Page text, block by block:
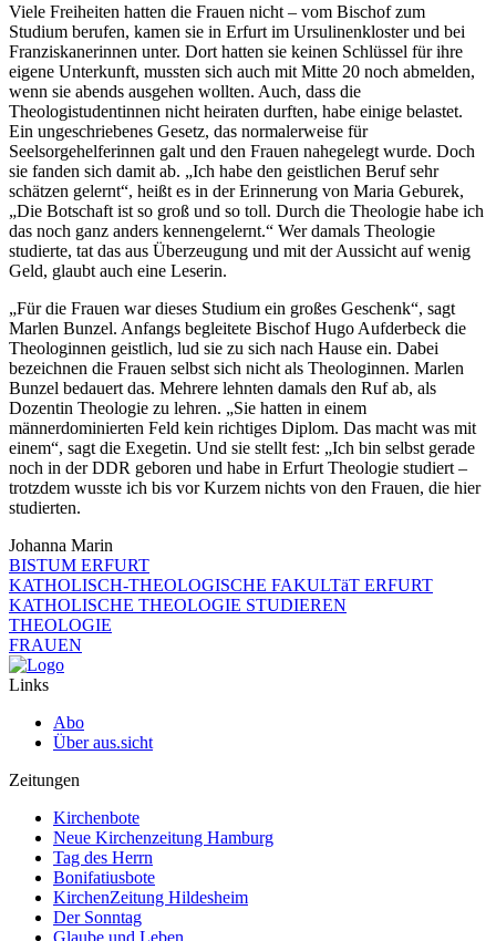
Viele Freiheiten hatten die Frauen nicht – vom Bischof zum
Studium berufen, kamen sie in Erfurt im Ursulinenkloster und bei
Franziskanerinnen unter. Dort hatten sie keinen Schlüssel für ihre
eigene Unterkunft, mussten sich auch mit Mitte 20 noch abmelden,
wenn sie abends ausgehen wollten. Auch, dass die
Theologistudentinnen nicht heiraten durften, habe einige belastet.
Ein ungeschriebenes Gesetz, das normalerweise für
Seelsorgehelferinnen galt und den Frauen nahegelegt wurde. Doch
sie fanden sich damit ab. „Ich habe den geistlichen Beruf sehr
schätzen gelernt“, heißt es in der Erinnerung von Maria Geburek,
„Die Botschaft ist so groß und so toll. Durch die Theologie habe ich
das noch ganz anders kennengelernt.“ Wer damals Theologie
studierte, tat das aus Überzeugung und mit der Aussicht auf wenig
Geld, glaubt auch eine Leserin.
„Für die Frauen war dieses Studium ein großes Geschenk“, sagt
Marlen Bunzel. Anfangs begleitete Bischof Hugo Aufderbeck die
Theologinnen geistlich, lud sie zu sich nach Hause ein. Dabei
bezeichnen die Frauen selbst sich nicht als Theologinnen. Marlen
Bunzel bedauert das. Mehrere lehnten damals den Ruf ab, als
Dozentin Theologie zu lehren. „Sie hatten in einem
männerdominierten Feld kein richtiges Diplom. Das macht was mit
einem“, sagt die Exegetin. Und sie stellt fest: „Ich bin selbst gerade
noch in der DDR geboren und habe in Erfurt Theologie studiert –
trotzdem wusste ich bis vor Kurzem nichts von den Frauen, die hier
studierten.
Johanna Marin
BISTUM ERFURT
KATHOLISCH-THEOLOGISCHE FAKULTäT ERFURT
KATHOLISCHE THEOLOGIE STUDIEREN
THEOLOGIE
FRAUEN
Links
Abo
Über aus.sicht
Zeitungen
Kirchenbote
Neue Kirchenzeitung Hamburg
Tag des Herrn
Bonifatiusbote
KirchenZeitung Hildesheim
Der Sonntag
Glaube und Leben